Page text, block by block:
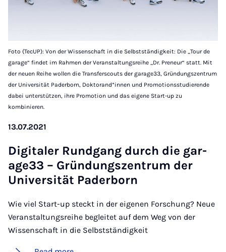
Foto (TecUP): Von der Wissenschaft in die Selbstständigkeit: Die „Tour de
garage“ findet im Rahmen der Veranstaltungsreihe „Dr. Preneur“ statt. Mit
der neuen Reihe wollen die Transferscouts der garage33, Gründungszentrum
der Universität Paderborn, Doktorand*innen und Promotionsstudierende
dabei unterstützen, ihre Promotion und das eigene Start-up zu
kombinieren.
13.07.2021
Di­gitaler Rundgang durch die gar­
age33 – Gründung­szen­trum der
Uni­versität Pader­born
Wie viel Start-up steckt in der eigenen Forschung? Neue
Veranstaltungsreihe begleitet auf dem Weg von der
Wissenschaft in die Selbstständigkeit